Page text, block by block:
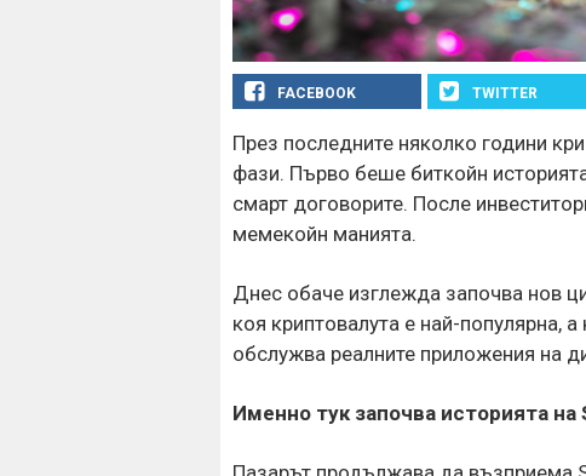
FACEBOOK TWITTER
През последните няколко години
фази. Първо беше биткойн
смарт договорите. После
мемекойн манията.
Днес обаче изглежда започва нов
коя криптовалута е най-популярна,
обслужва реалните приложения на
Именно тук започва историята на